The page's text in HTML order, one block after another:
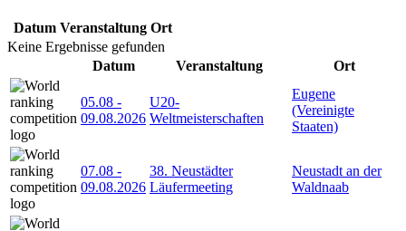
Datum Veranstaltung Ort
Keine Ergebnisse gefunden
Datum
Veranstaltung Ort
05.08 -
09.08.2026
U20-
Weltmeisterschaften
Eugene
(Vereinigte
Staaten)
07.08 -
09.08.2026
38. Neustädter
Läufermeeting
Neustadt an der
Waldnaab